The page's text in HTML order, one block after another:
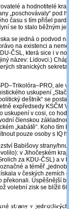
a hodnotitelé
„poschovávaly“ pod
času s tím přišel
se to stalo běžným
se jedná o podvod
na existenci a
ČSL, která sice i v
název: Lidovci.)
stranických
ale
uskupení
deštník“ se
expředsedy KSČM
uskupení v cosi, co
členskou
„kabátě“. Koho tím
pouze osoby s IQ
Babišovy strany/
v Jihočeském
za KDU-ČSL) a v
a téměř
v českých zemích
překonali. Úspěšnější
volební zisk se blížil